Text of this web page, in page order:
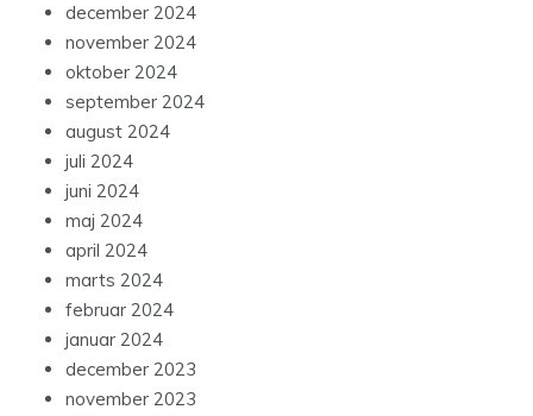
december 2024
november 2024
oktober 2024
september 2024
august 2024
juli 2024
juni 2024
maj 2024
april 2024
marts 2024
februar 2024
januar 2024
december 2023
november 2023